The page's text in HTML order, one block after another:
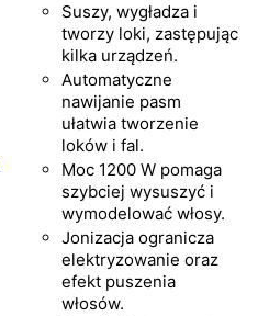
Suszy, wygładza i
tworzy loki, zastępując
kilka urządzeń.
Automatyczne
nawijanie pasm
ułatwia tworzenie
loków i fal.
Moc 1200 W pomaga
szybciej wysuszyć i
wymodelować włosy.
Jonizacja ogranicza
elektryzowanie oraz
efekt puszenia
włosów.